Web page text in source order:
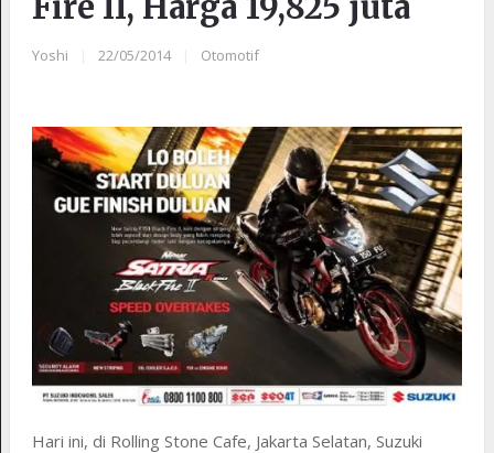
Yoshi 22/05/2014 Otomotif
Hari ini, di Rolling Stone Cafe, Jakarta Selatan, Suzuki